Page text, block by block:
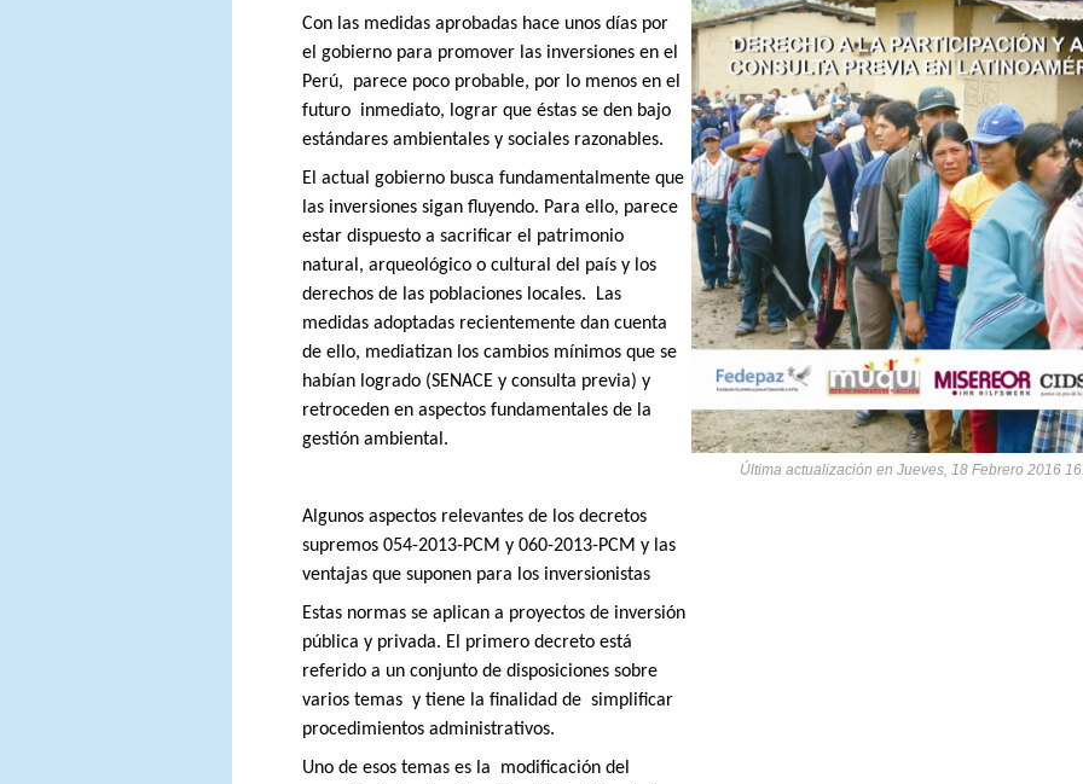
Con las medidas aprobadas hace unos días por
el gobierno para promover las inversiones en el
Perú,
parece poco probable, por lo menos en el
futuro inmediato, lograr que éstas se den bajo
estándares ambientales y sociales razonables.
El actual gobierno busca fundamentalmente que
las inversiones sigan fluyendo. Para ello, parece
estar dispuesto a sacrificar el patrimonio
natural, arqueológico o cultural del país y los
derechos de las poblaciones locales.
Las
medidas adoptadas recientemente dan cuenta
de ello, mediatizan los cambios mínimos que se
habían logrado (SENACE y consulta previa) y
retroceden en aspectos fundamentales de la
gestión ambiental.
Algunos aspectos relevantes de los decretos
supremos 054-2013-PCM y 060-2013-PCM y las
ventajas que suponen para los inversionistas
Estas normas se aplican a proyectos de inversión
pública y privada. El primero decreto está
referido a un conjunto de disposiciones sobre
varios temas y tiene la finalidad de simplificar
procedimientos administrativos.
Uno de esos temas es la
modificación del
Última actualización en Jueves, 18 Febrero 2016